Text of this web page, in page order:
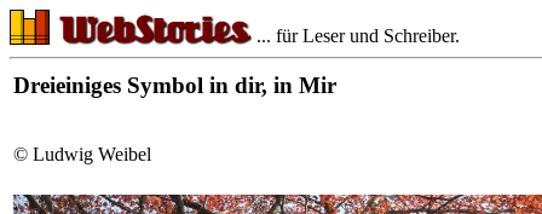
... für Leser und Schreiber.
Dreieiniges Symbol in dir, in Mir
© Ludwig Weibel